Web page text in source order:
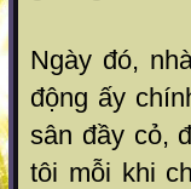
Ngày đó,
động ấy
sân đầy cỏ,
tôi mỗi khi